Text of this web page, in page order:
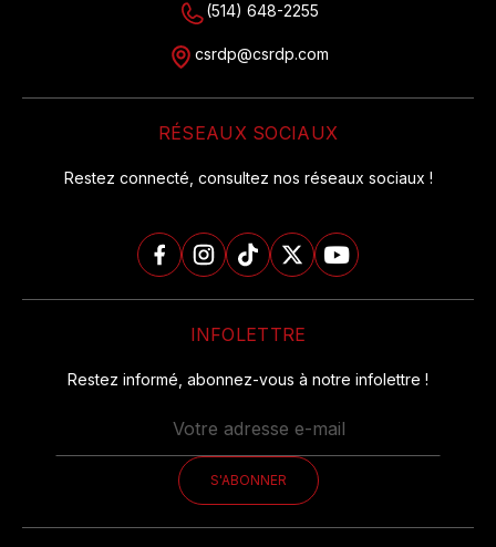
RÉSEAUX SOCIAUX
Restez connecté, consultez nos réseaux sociaux !

(514) 648-2255
csrdp@csrdp.com
INFOLETTRE
Restez informé, abonnez-vous à notre infolettre !